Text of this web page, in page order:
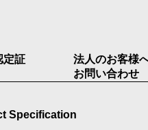
定証
法人のお客様
お問い合わせ
Specification